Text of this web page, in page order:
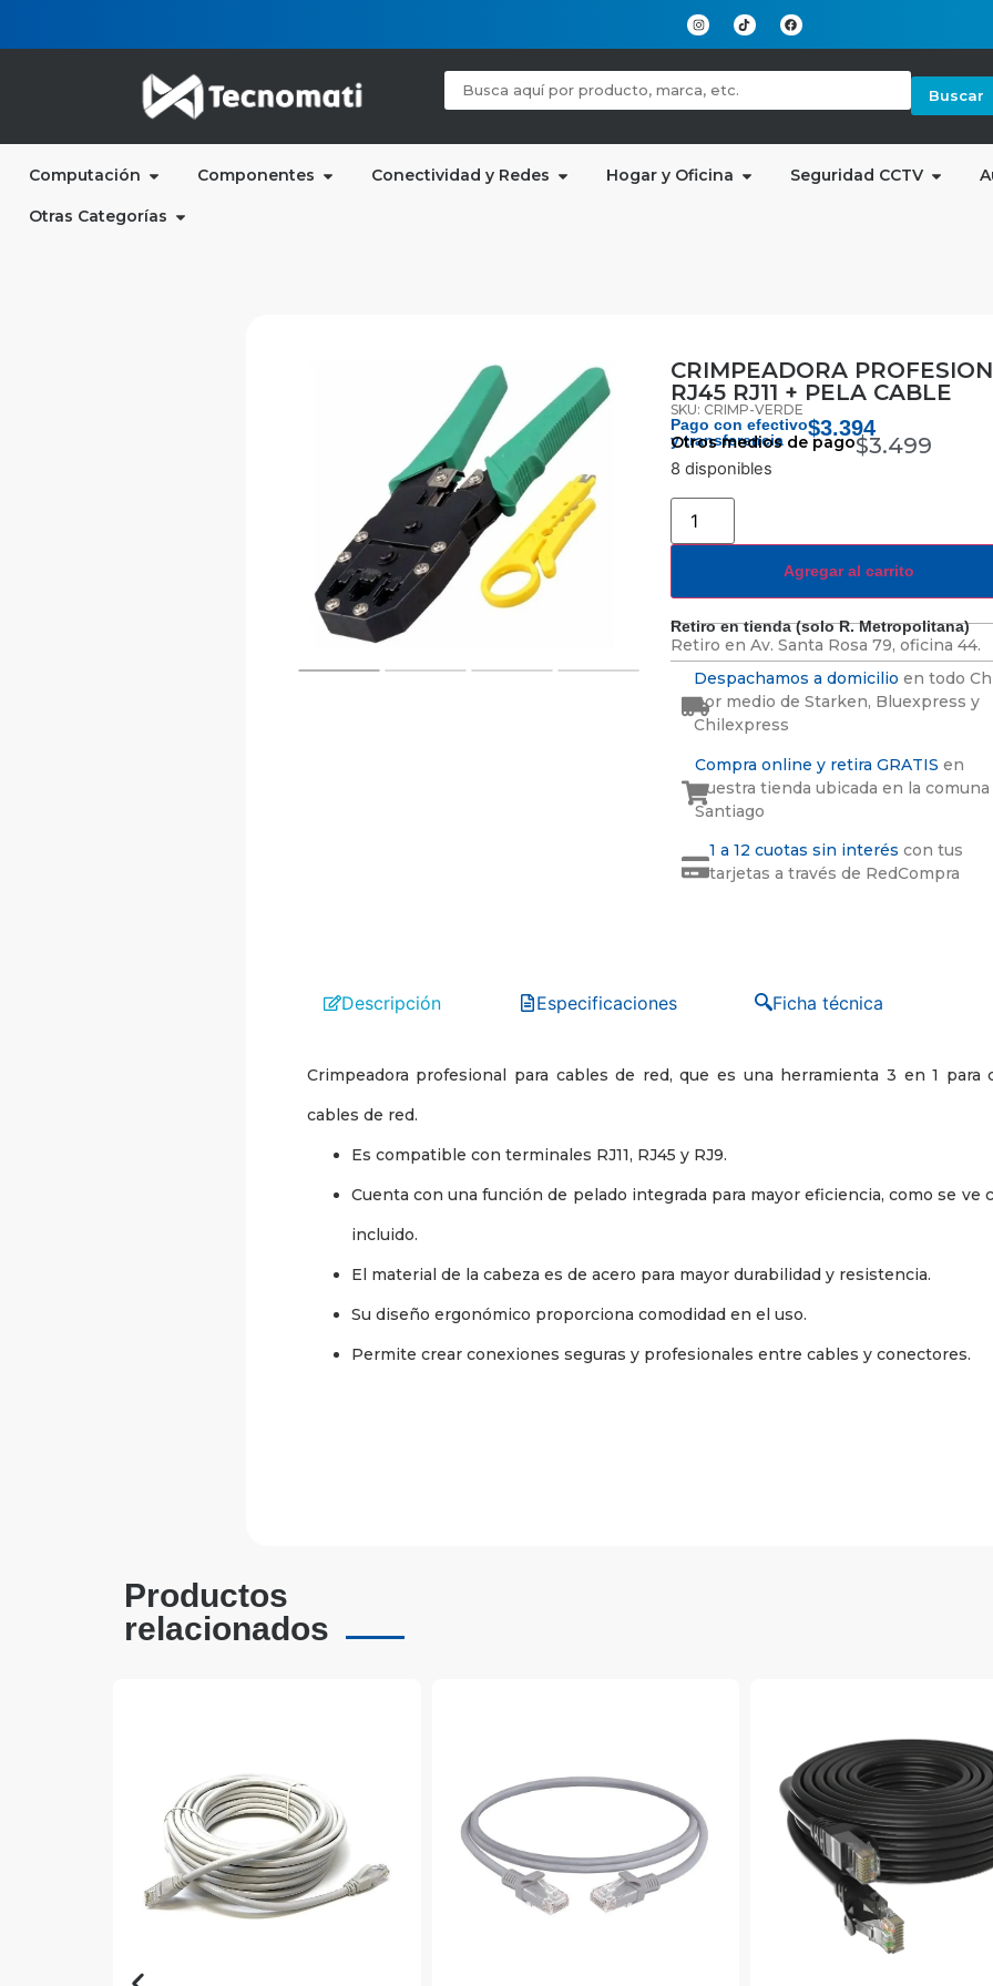
Buscar
Computación Componentes Conectividad y Redes Hogar y Oficina Seguridad CCTV
Otras Categorías
CRIMPEADORA
RJ45 RJ11 + PELA CABLE
SKU: CRIMP-VERDE
Pago con efectivo
y transferencia
$3.394
Otros medios de pago$3.499
8 disponibles
Agregar al carrito
Retiro en tienda (solo R. Metropolitana)
Retiro en Av. Santa Rosa 79, oficina 44.
Despachamos a domicilio en todo
por medio de Starken, Bluexpress y
Chilexpress
Compra online y retira GRATIS en
nuestra tienda ubicada en la comuna
Santiago
1 a 12 cuotas sin interés con tus
tarjetas a través de RedCompra
Descripción Especificaciones Ficha técnica
Crimpeadora profesional para cables de red, que es una herramienta 3 en 1 para
cables de red.
Es compatible con terminales RJ11, RJ45 y RJ9.
Cuenta con una función de pelado integrada para mayor eficiencia, como se ve
incluido.
El material de la cabeza es de acero para mayor durabilidad y resistencia.
Su diseño ergonómico proporciona comodidad en el uso.
Permite crear conexiones seguras y profesionales entre cables y conectores.
Productos
relacionados